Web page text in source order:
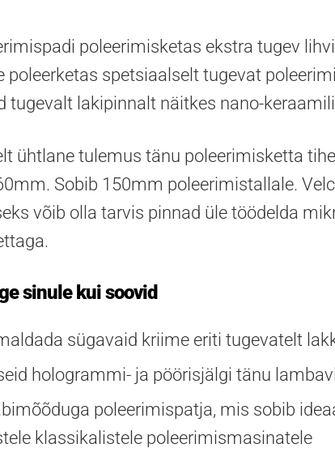
poleerimisketas ekstra tugev
poleerketas spetsiaalselt tugevat
tugevalt lakipinnalt näitkes nano-
ühtlane tulemus tänu poleerimisketta
Sobib 150mm poleerimistallale.
võib olla tarvis pinnad üle töödelda
sinule kui soovid
sügavaid kriime eriti tugevatelt
hologrammi- ja pöörisjälgi tänu
poleerimispatja, mis sobib
klassikalistele poleerimismasinatele